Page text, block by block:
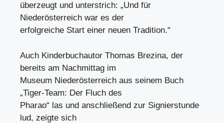
überzeugt und unterstrich: „Und für
Niederösterreich war es der
erfolgreiche Start einer neuen Tradition.“
Auch Kinderbuchautor Thomas Brezina, der
bereits am Nachmittag im
Museum Niederösterreich aus seinem Buch
„Tiger-Team: Der Fluch des
Pharao“ las und anschließend zur Signierstunde
lud, zeigte sich